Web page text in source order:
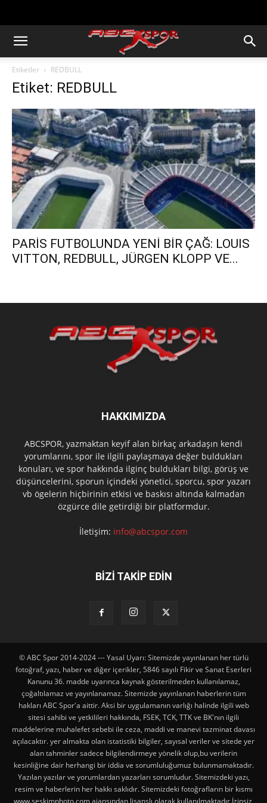
Etiketler REDBULL
Etiket: REDBULL
PARİS FUTBOLUNDA YENİ BİR ÇAĞ: LOUIS
VITTON, REDBULL, JÜRGEN KLOPP VE...
HAKKIMIZDA
ABCSPOR, yazmaktan keyif alan birkaç arkadaşın kendi
yorumlarını, spor ile ilgili paylaşmaya değer buldukları
konuları, ve spor hakkında ilginç buldukları bilgi, görüş ve
düşüncelerini, sporun içindeki yönetici, sporcu, spor yazarı
vb ögelerin hiçbirinin etkisi ve baskısı altında kalmadan
özgürce dile getirdiği bir platformdur.
İletişim: info@abcspor.com
BİZİ TAKİP EDİN
© ABC Spor 2014-2024 --- Yasal Uyarı: Sitemizde yayınlanan her türlü
fotoğraf, yazı, haber ve diğer içerikler, 5846 sayılı Fikir ve Sanat Eserleri
Kanunu 36. madde uyarınca kaynak gösterilmeden kullanılamaz,
çoğaltılamaz ve yayınlanamaz. Sitemizde yayınlanan haberlerin tüm
hakları ABC Spor'a aittir. Aksi bir uygulamanın varlığı halinde ilgili web
sitesi sahibi ve yetkilileri hakkında, FSEK, TCK, TTK ve BK'nın ilgili
maddelerine muhalefet sebebi ile ceza, maddi ve manevi tazminat davası
açılacaktır. yer almakta olan istatistiki bilgiler, sayısal veriler ve sitede yer
alan tahminler sadece bilgilendirmeye yönelik olup,bu verilerin
kesinliğine dair herhangi bir iddia ve sorumluluğumuz bulunmamaktadır.
Yazılan yazılar ve yorumlardan yazarları sorumludur. Sitemizdeki yazı,
resim ve haberlerin her hakkı saklıdır. Sitemizdeki fotoğrafların bir kısmı
www.seskimphoto.com ajansından lisanslı olarak kullanılmaktadır.İzinsiz,